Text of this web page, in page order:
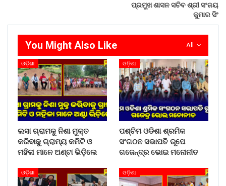
ପ୍ରମୁଖ ଶାସନ ସଚିବ ଶ୍ରୀ ସଂଜୟ
କୁମାର ସିଂ
All
You Might Also Like
ଓଡ଼ିଶା
ଲସା ଗ୍ରାମକୁ ନିଶା ମୁକ୍ତ
କରିବାକୁ ଗ୍ରାମ୍ୟ କମିଟି ଓ
ମହିଳା ମାନେ ଅଣ୍ଟା ଭିଡ଼ିଲେ
ଓଡ଼ିଶା
ପଶ୍ଚିମ ଓଡିଶା ଶ୍ରମିକ
ସଂଗଠନ ସଭାପତି ରୂପେ
ଗଜେନ୍ଦ୍ର ଭୋଇ ମନୋନୀତ
ଓଡ଼ିଶା ଓଡ଼ିଶା